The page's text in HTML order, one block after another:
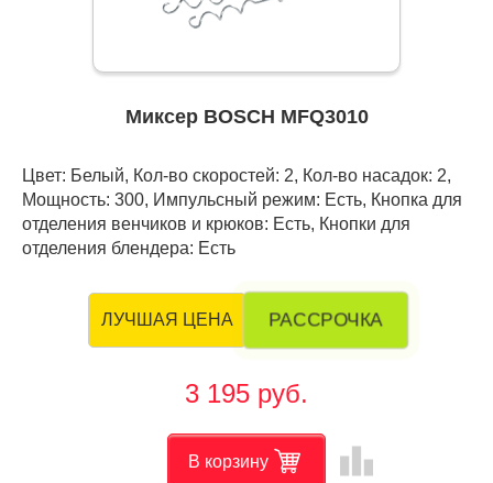
Миксер BOSCH MFQ3010
Цвет: Белый, Кол-во скоростей: 2, Кол-во насадок: 2,
Мощность: 300, Импульсный режим: Есть, Кнопка для
отделения венчиков и крюков: Есть, Кнопки для
отделения блендера: Есть
ЛУЧШАЯ ЦЕНА РАССРОЧКА
3 195 руб.
В корзину leaderboard